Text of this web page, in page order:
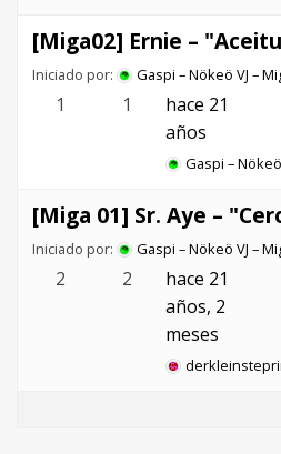
[Miga02] Ernie –
Iniciado por: Gaspi – Nökeö VJ –
1 1
hace 21
años
Gaspi – Nökeö
[Miga 01] Sr. Aye –
Iniciado por: Gaspi – Nökeö VJ –
2 2
hace 21
años, 2
meses